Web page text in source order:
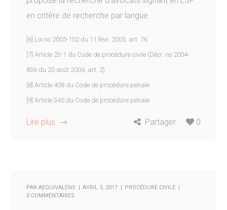
en critère de recherche par langue.
[6] Loi no 2005-102 du 11 févr. 2005, art. 76
[7] Article 23-1 du Code de procédure civile (Décr. no 2004-
836 du 20 août 2004, art. 2)
[8] Article 408 du Code de procédure pénale
[9] Article 345 du Code de procédure pénale
Lire plus Partager 0
PARAEQUIVALENS AVRIL 3, 2017
PROCÉDURE CIVILE
0 COMMENTAIRES